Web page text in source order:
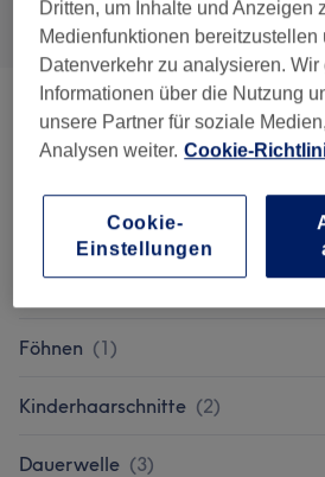
Alle Friseur
Haarschnitte (6)
Colorationen & Haarfarbe
Föhnen (1)
Kinderhaarschnitte (2)
Dauerwelle (3)
Dritten, um Inhalte und Anzeigen
Medienfunktionen bereitzustellen
Datenverkehr zu analysieren. Wir
Informationen über die Nutzung
unsere Partner für soziale
Analysen weiter. Cookie-
Cookie-
Einstellungen